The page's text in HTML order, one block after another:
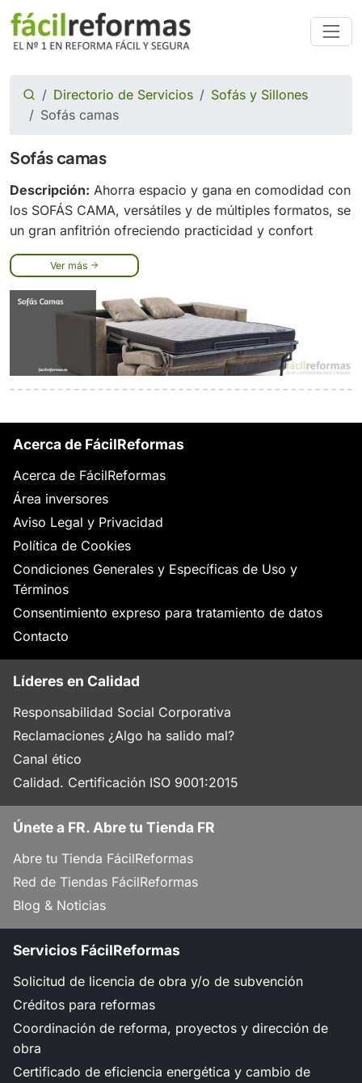
Directorio de Servicios
Sofás y Sillones
Sofás camas
Sofás camas
Descripción: Ahorra espacio y gana en comodidad con
los SOFÁS CAMA, versátiles y de múltiples formatos, se
un gran anfitrión ofreciendo practicidad y confort
Ver más
Acerca de FácilReformas
Acerca de FácilReformas
Área inversores
Aviso Legal y Privacidad
Política de Cookies
Condiciones Generales y Específicas de Uso y
Términos
Consentimiento expreso para tratamiento de datos
Contacto
Líderes en Calidad
Responsabilidad Social Corporativa
Reclamaciones ¿Algo ha salido mal?
Canal ético
Calidad. Certificación ISO 9001:2015
Únete a FR. Abre tu Tienda FR
Abre tu Tienda FácilReformas
Red de Tiendas FácilReformas
Blog & Noticias
Servicios FácilReformas
Solicitud de licencia de obra y/o de subvención
Créditos para reformas
Coordinación de reforma, proyectos y dirección de
obra
Certificado de eficiencia energética y cambio de